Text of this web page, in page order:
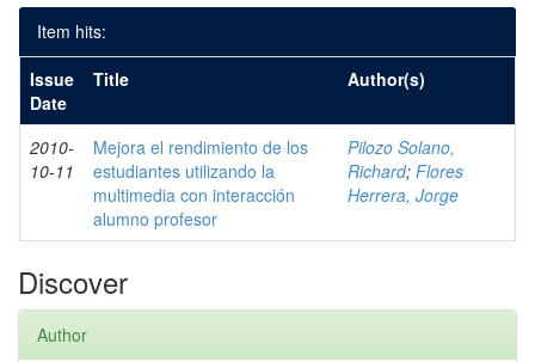
Item hits:
Issue
Date
Title Author(s)
2010-
10-11
Mejora el rendimiento de los
estudiantes utilizando la
multimedia con interacción
alumno profesor
Pilozo Solano,
Richard; Flores
Herrera, Jorge
Discover
Author